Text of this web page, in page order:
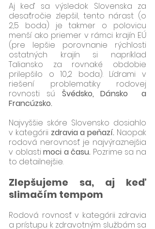
Aj keď sa výsledok Slovenska za
desaťročie zlepšil, tento nárast (o
2,5 boda) je takmer o polovicu
menší ako priemer v rámci krajín EÚ
(pre lepšie porovnanie rýchlosti
ostatných krajín si napríklad
Taliansko za rovnaké obdobie
prilepšilo o 10,2 boda). Lídrami v
riešení problematiky rodovej
rovnosti sú Švédsko, Dánsko  a
Francúzsko.
Najvyššie skóre Slovensko dosiahlo
v kategórii zdravia a peňazí. Naopak
rodová nerovnosť je najvýraznejšia
v oblasti moci a času. Pozrime sa na
to detailnejšie.
Zlepšujeme sa, aj keď
slimačím tempom
Rodová rovnosť v kategórii zdravia
a prístupu k zdravotným službám sa